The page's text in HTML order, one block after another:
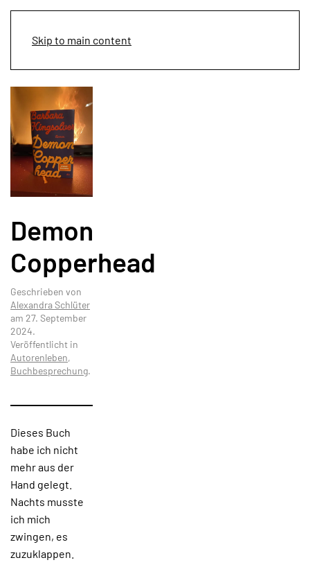
Skip to main content
Demon
Copperhead
Geschrieben von
Alexandra Schlüter
am 27. September
2024.
Veröffentlicht in
Autorenleben,
Buchbesprechung.
Dieses Buch
habe ich nicht
mehr aus der
Hand gelegt.
Nachts musste
ich mich
zwingen, es
zuzuklappen.